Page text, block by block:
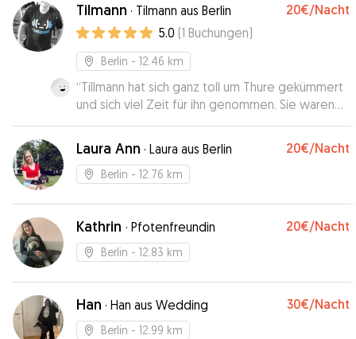
Tilmann · Tilmann aus Berlin 20€/Nacht
5.0 (1 Buchungen)
Berlin - 12.46 km
“Tillmann hat sich ganz toll um Thure gekümmert
und sich viel Zeit für ihn genommen. Sie waren
sogar auf einem Hundeplatz zum Toben. Es ist
beruhigend, wenn man weiß, dass der eigene
Hund gut aufgehoben ist.”
Laura Ann · Laura aus Berlin 20€/Nacht
Berlin - 12.76 km
Kathrin · Pfotenfreundin 20€/Nacht
Berlin - 12.83 km
Han · Han aus Wedding 30€/Nacht
Berlin - 12.99 km